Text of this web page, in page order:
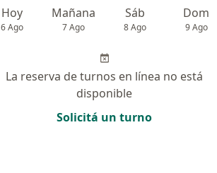
Hoy
6 Ago
Mañana
7 Ago
Sáb
8 Ago
Dom
9 Ago
La reserva de turnos en línea no está
disponible
Solicitá un turno